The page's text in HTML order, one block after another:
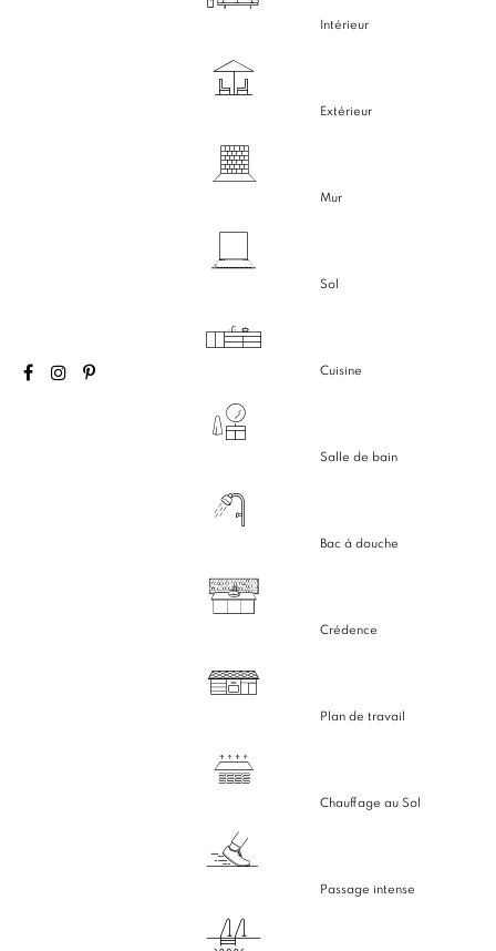
Intérieur
Extérieur
Mur
Sol
Cuisine
Salle de bain
Bac à douche
Crédence
Plan de travail
Chauffage au Sol
Passage intense